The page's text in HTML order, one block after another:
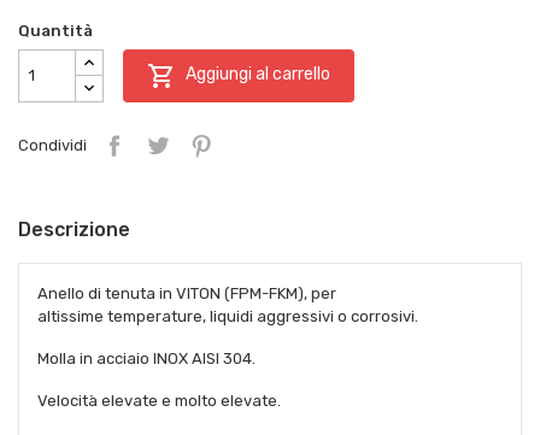
Quantità
 Aggiungi al carrello
Condividi
Descrizione
Anello di tenuta in VITON (FPM-FKM), per
altissime temperature, liquidi aggressivi o corrosivi.
Molla in acciaio INOX AISI 304.
Velocità elevate e molto elevate.